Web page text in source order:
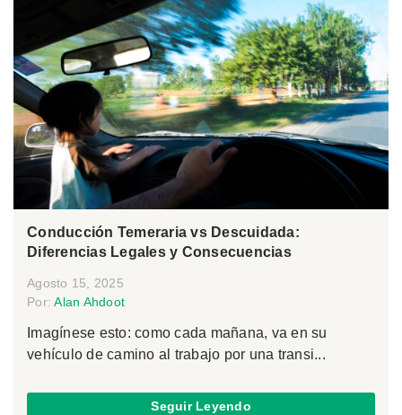
Conducción Temeraria vs Descuidada:
Diferencias Legales y Consecuencias
Agosto 15, 2025
Por:Alan Ahdoot
Imagínese esto: como cada mañana, va en su
vehículo de camino al trabajo por una transi...
Seguir Leyendo